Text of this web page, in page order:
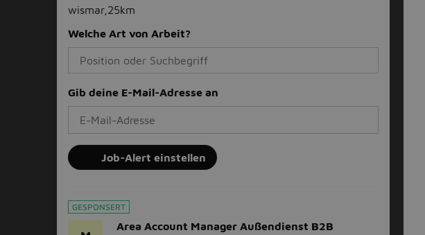
wismar,25km
Welche Art von Arbeit?
Gib deine E-Mail-Adresse an
Job-Alert einstellen
GESPONSERT
Area Account Manager Außendienst B2B